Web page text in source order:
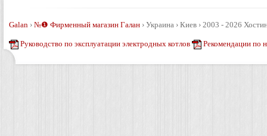
Galan › №❶ Фирменный магазин Галан › Украина › Киев › 2003 - 2026
Руководство по эксплуатации электродных котлов Рекомендации по